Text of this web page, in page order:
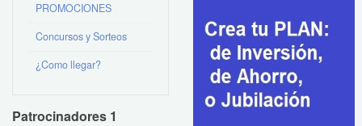
PROMOCIONES
Concursos y Sorteos
¿Como llegar?
Patrocinadores 1